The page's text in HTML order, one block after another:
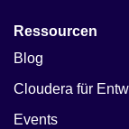
Ressourcen
Blog
Cloudera für
Events